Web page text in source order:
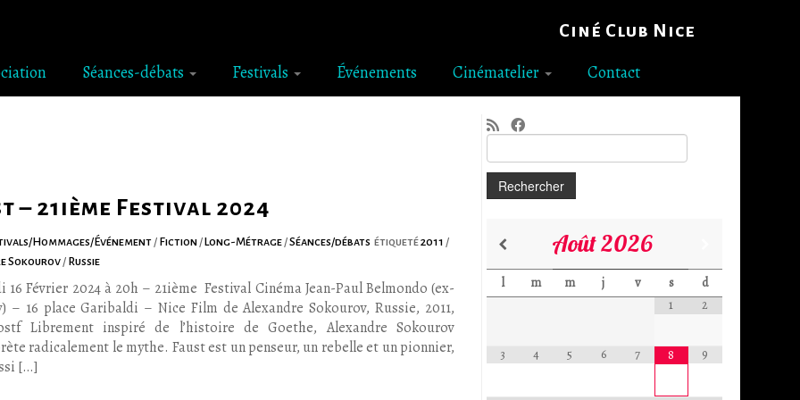
Ciné Club Nice
Séances-débats Festivals Événements Cinématelier Contact
– 21ième Festival 2024
Hommages/Événement/ Fiction/ Long-Métrage/Séances/débats étiqueté2011/
Sokourov/ Russie
16 Février 2024 à 20h – 21ième Festival Cinéma Jean-Paul Belmondo (ex-
– 16 place Garibaldi – Nice Film de Alexandre Sokourov, Russie, 2011,
Librement inspiré de l’histoire de Goethe, Alexandre Sokourov
radicalement le mythe. Faust est un penseur, un rebelle et un pionnier,
[…]
Rechercher :
Août2026
l m m j v s
d
1
2
3 4 5 6 7 8 9